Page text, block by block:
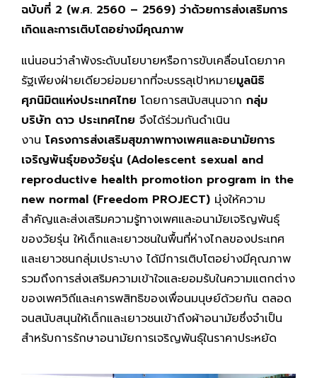
ฉบับที่ 2 (พ.ศ. 2560 – 2569) ว่าด้วยการส่งเสริมการ
เกิดและการเติบโตอย่างมีคุณภาพ
แน่นอนว่าลำพังระดับนโยบายหรือการขับเคลื่อนโดยภาค
รัฐเพียงฝ่ายเดียวย่อมยากที่จะบรรลุเป้าหมายมูลนิธิ
ศุภนิมิตแห่งประเทศไทย โดยการสนับสนุนจาก กลุ่ม
บริษัท ดาว ประเทศไทย จึงได้ร่วมกันดำเนิน
งาน โครงการส่งเสริมสุขภาพทางเพศและอนามัยการ
เจริญพันธุ์ของวัยรุ่น (Adolescent sexual and
reproductive health promotion program in the
new normal (Freedom PROJECT) มุ่งให้ความ
สำคัญและส่งเสริมความรู้ทางเพศและอนามัยเจริญพันธุ์
ของวัยรุ่น ให้เด็กและเยาวชนในพื้นที่ห่างไกลของประเทศ
และเยาวชนกลุ่มเปราะบาง ได้มีการเติบโตอย่างมีคุณภาพ
รวมถึงการส่งเสริมความเข้าใจและยอมรับในความแตกต่าง
ของเพศวิถีและเคารพสิทธิของเพื่อนมนุษย์ด้วยกัน ตลอด
จนสนับสนุนให้เด็กและเยาวชนเข้าถึงผ้าอนามัยซึ่งจำเป็น
สำหรับการรักษาอนามัยการเจริญพันธุ์ในราคาประหยัด